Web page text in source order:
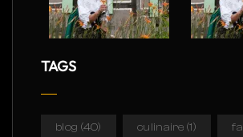
TAGS
blog (40) culinaire (1)